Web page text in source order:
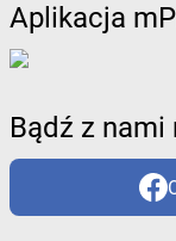
Aplikacja
Bądź z nami